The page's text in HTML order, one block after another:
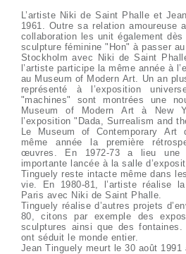
L’artiste Niki de Saint Phalle et
1961. Outre sa relation amoureuse
collaboration les unit également
sculpture féminine "Hon" à passer
Stockholm avec Niki de Saint
l’artiste participe la même année à
au Museum of Modern Art. Un an
représenté à l’exposition
"machines" sont montrées une
Museum of Modern Art à New
l’exposition "Dada, Surrealism and
Le Museum of Contemporary Art
même année la première
œuvres. En 1972-73 a lieu une
importante lancée à la salle
Tinguely reste intacte même dans
vie. En 1980-81, l’artiste réalise
Paris avec Niki de Saint Phalle.
Tinguely réalise d’autres projets
80, citons par exemple des
sculptures ainsi que des
ont séduit le monde entier.
Jean Tinguely meurt le 30 août 1991